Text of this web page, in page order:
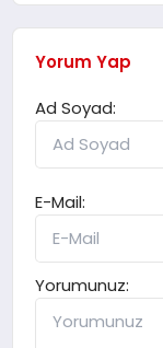
Yorum Yap
Ad Soyad:
E-Mail:
Yorumunuz: